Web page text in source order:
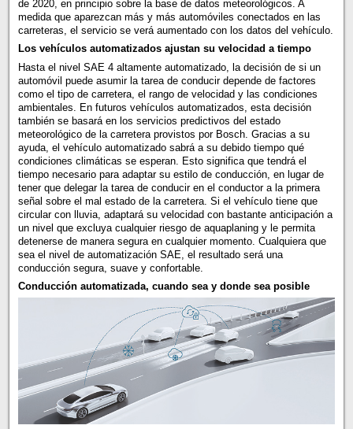
de 2020, en principio sobre la base de datos meteorológicos. A
medida que aparezcan más y más automóviles conectados en las
carreteras, el servicio se verá aumentado con los datos del vehículo.
Los vehículos automatizados ajustan su velocidad a tiempo
Hasta el nivel SAE 4 altamente automatizado, la decisión de si un
automóvil puede asumir la tarea de conducir depende de factores
como el tipo de carretera, el rango de velocidad y las condiciones
ambientales. En futuros vehículos automatizados, esta decisión
también se basará en los servicios predictivos del estado
meteorológico de la carretera provistos por Bosch. Gracias a su
ayuda, el vehículo automatizado sabrá a su debido tiempo qué
condiciones climáticas se esperan. Esto significa que tendrá el
tiempo necesario para adaptar su estilo de conducción, en lugar de
tener que delegar la tarea de conducir en el conductor a la primera
señal sobre el mal estado de la carretera. Si el vehículo tiene que
circular con lluvia, adaptará su velocidad con bastante anticipación a
un nivel que excluya cualquier riesgo de aquaplaning y le permita
detenerse de manera segura en cualquier momento. Cualquiera que
sea el nivel de automatización SAE, el resultado será una
conducción segura, suave y confortable.
Conducción automatizada, cuando sea y donde sea posible